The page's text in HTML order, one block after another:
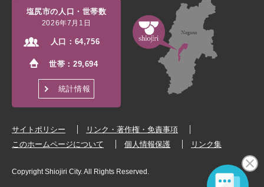
塩尻市の人口・世帯数
2026年7月1日
人口： 64,756
世帯：29,694
統計情報
サイトポリシー
リンク・著作権・免責事項
このホームページについて
個人情報保護 リンク集
Copyright Shiojiri City. All Rights Reserved.